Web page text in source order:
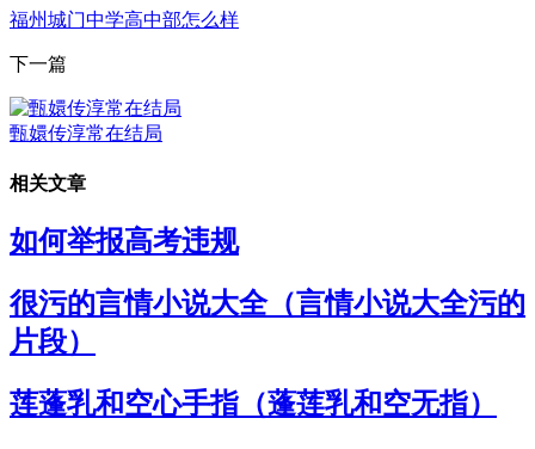
福州城门中学高中部怎么样
下一篇
甄嬛传淳常在结局
相关文章
如何举报高考违规
很污的言情小说大全（言情小说大全污的
片段）
莲蓬乳和空心手指（蓬莲乳和空无指）